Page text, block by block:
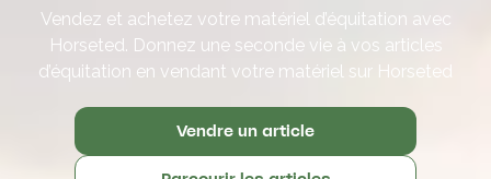
Vendez et achetez votre matériel d’équitation avec
Horseted. Donnez une seconde vie à vos articles
d’équitation en vendant votre matériel sur Horseted
Vendre un article